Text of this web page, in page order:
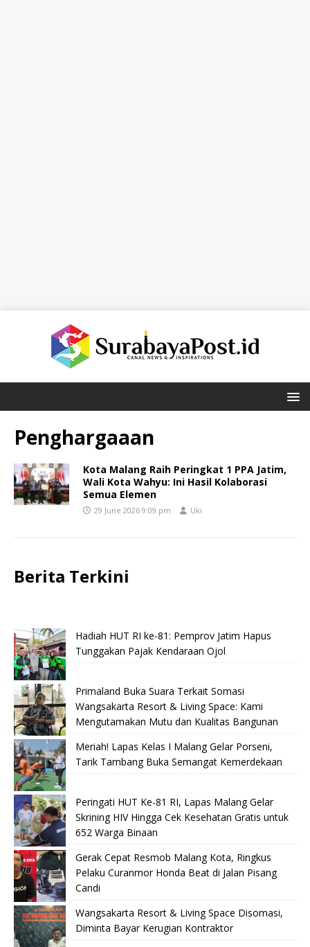
Penghargaaan
Kota Malang Raih Peringkat 1 PPA Jatim,
Wali Kota Wahyu: Ini Hasil Kolaborasi
Semua Elemen
29 June 2026 9:09 pm Uki
Berita Terkini
Hadiah HUT RI ke-81: Pemprov Jatim Hapus
Tunggakan Pajak Kendaraan Ojol
Primaland Buka Suara Terkait Somasi
Wangsakarta Resort & Living Space: Kami
Mengutamakan Mutu dan Kualitas Bangunan
Meriah! Lapas Kelas I Malang Gelar Porseni,
Tarik Tambang Buka Semangat Kemerdekaan
Peringati HUT Ke-81 RI, Lapas Malang Gelar
Skrining HIV Hingga Cek Kesehatan Gratis untuk
652 Warga Binaan
Gerak Cepat Resmob Malang Kota, Ringkus
Pelaku Curanmor Honda Beat di Jalan Pisang
Candi
Wangsakarta Resort & Living Space Disomasi,
Diminta Bayar Kerugian Kontraktor